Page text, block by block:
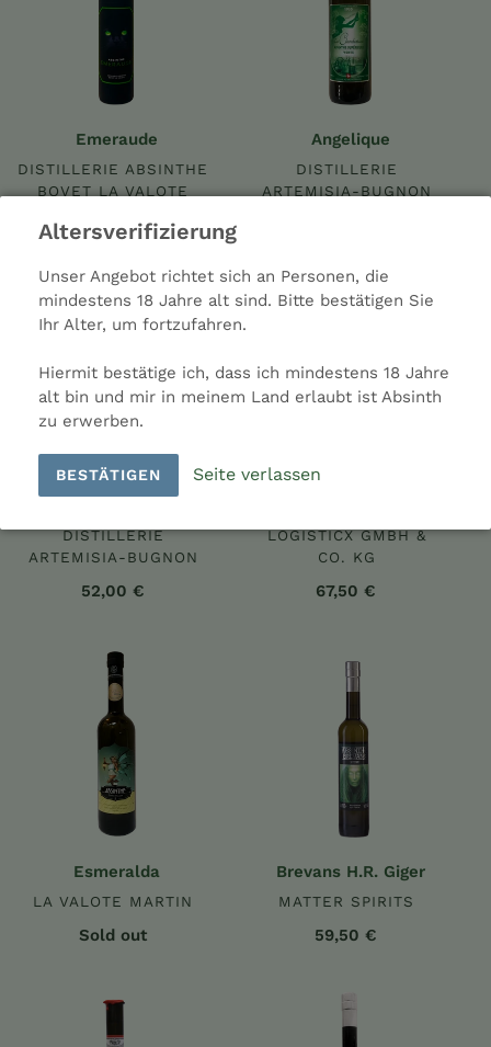
Altersverifizierung
Unser Angebot richtet sich an Personen, die
mindestens 18 Jahre alt sind. Bitte bestätigen Sie
Ihr Alter, um fortzufahren.
Hiermit bestätige ich, dass ich mindestens 18 Jahre
alt bin und mir in meinem Land erlaubt ist Absinth
zu erwerben.
BESTÄTIGEN Seite verlassen
Emeraude
DISTILLERIE ABSINTHE
BOVET LA VALOTE
54,00 €
Angelique
DISTILLERIE
ARTEMISIA-BUGNON
Clandestine
DISTILLERIE
ARTEMISIA-BUGNON
52,00 €
Opaline
LOGISTICX GMBH &
CO. KG
67,50 €
Esmeralda
Esmeralda
LA VALOTE MARTIN
Sold out
H.R.
Brevans H.R. Giger
MATTER SPIRITS
59,50 €
Angelique
Duplais
Blanche